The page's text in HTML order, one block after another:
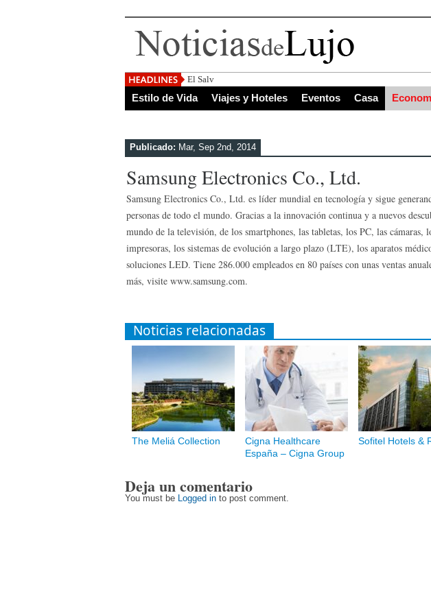
El Salvador, uno de los d
Estilo de Vida Viajes y Hoteles Eventos Casa
Publicado: Mar, Sep 2nd, 2014
Samsung Electronics Co., Ltd.
Samsung Electronics Co., Ltd. es líder mundial en tecnología y sigue
personas de todo el mundo. Gracias a la innovación continua y a nuevos
mundo de la televisión, de los smartphones, las tabletas, los PC, las cámaras,
impresoras, los sistemas de evolución a largo plazo (LTE), los aparatos
soluciones LED. Tiene 286.000 empleados en 80 países con unas ventas
más, visite www.samsung.com.
Noticias relacionadas
The Meliá Collection
Cigna Healthcare
España – Cigna Group
Sofitel Hotels &
Deja un comentario
You must be Logged in to post comment.